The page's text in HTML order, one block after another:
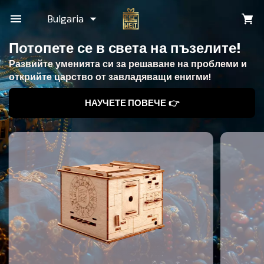
Bulgaria
Потопете се в света на пъзелите!
Развийте уменията си за решаване на проблеми и
открийте царство от завладяващи енигми!
НАУЧЕТЕ ПОВЕЧЕ 👉